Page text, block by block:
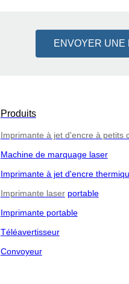
ENVOYER UNE
Produits
Imprimante à jet d'encre à petits
Machine de marquage laser
Imprimante à jet d'encre
Imprimante laser portable
Imprimante portable
Téléavertisseur
Convoyeur